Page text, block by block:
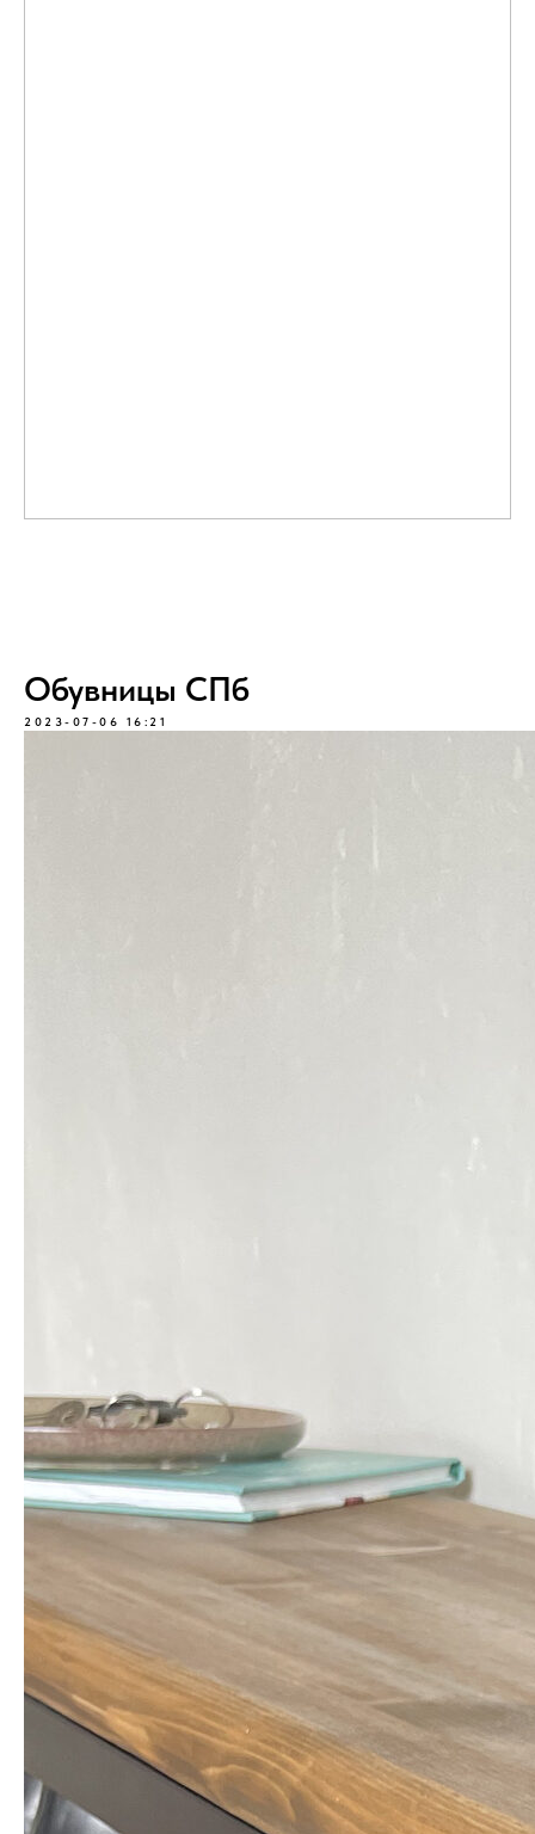
Обувницы СПб
2023-07-06 16:21